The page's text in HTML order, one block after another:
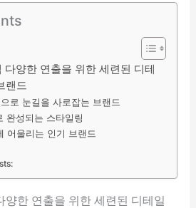
양한 연출을 위한 세련된 디테
랜드
로 눈길을 사로잡는 브랜드
완성되는 스타일링
어울리는 인기 브랜드
한 연출을 위한 세련된 디테일